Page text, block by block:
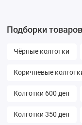
Подборки
Чёрные колготки
Коричневые
Колготки 600 ден
Колготки 350 ден